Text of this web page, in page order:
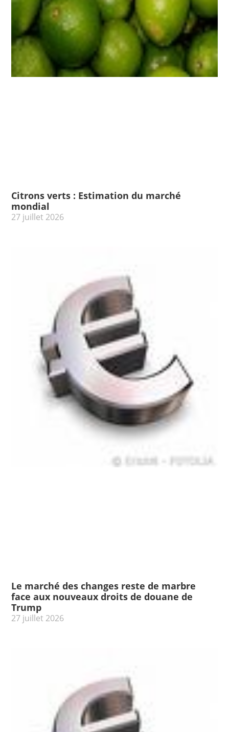
Citrons verts : Estimation du marché
mondial
27 juillet 2026
Le marché des changes reste de marbre
face aux nouveaux droits de douane de
Trump
27 juillet 2026